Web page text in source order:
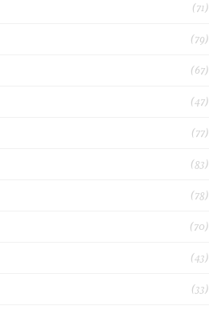
(71)
(79)
(67)
(47)
(77)
(83)
(78)
(70)
(43)
(33)